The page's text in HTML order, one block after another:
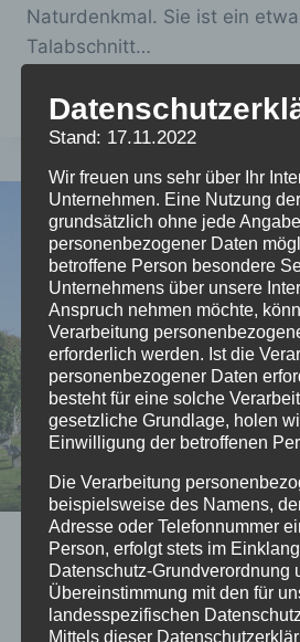
Naturdenkmal. Sie ist ein
Talabschnitt…
WEITERLESEN
KM,
KNAPP
HÖHENMETER
…
UND
DER
KOPF
WIRD
2026|REISEN
Homberg –
Stand: 17.11.2022
Wir freuen uns sehr über Ihr
Unternehmen. Eine Nutzung
grundsätzlich ohne jede Angabe
personenbezogener Daten
betroffene Person besondere
Unternehmens über unsere
Anspruch nehmen möchte,
Verarbeitung
erforderlich werden. Ist die
personenbezogener Daten
besteht für eine solche
gesetzliche Grundlage, holen
Einwilligung der betroffenen
Die Verarbeitung
beispielsweise des Namens,
Adresse oder Telefonnummer
Person, erfolgt stets im
Datenschutz-Grundverordnung
Übereinstimmung mit den für
landesspezifischen
Mittels dieser